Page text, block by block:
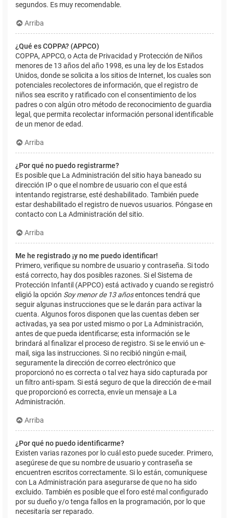
segundos. Es muy recomendable.
Arriba
¿Qué es COPPA? (APPCO)
COPPA, APPCO, o Acta de Privacidad y Protección de Niños
menores de 13 años del año 1998, es una ley de los Estados
Unidos, donde se solicita a los sitios de Internet, los cuales son
potenciales recolectores de información, que el registro de
niños sea escrito y ratificado con el consentimiento de los
padres o con algún otro método de reconocimiento de guardia
legal, que permita recolectar información personal identificable
de un menor de edad.
Arriba
¿Por qué no puedo registrarme?
Es posible que La Administración del sitio haya baneado su
dirección IP o que el nombre de usuario con el que está
intentando registrarse, esté deshabilitado. También puede
estar deshabilitado el registro de nuevos usuarios. Póngase en
contacto con La Administración del sitio.
Arriba
Me he registrado ¡y no me puedo identificar!
Primero, verifique su nombre de usuario y contraseña. Si todo
está correcto, hay dos posibles razones. Si el Sistema de
Protección Infantil (APPCO) está activado y cuando se registró
eligió la opción Soy menor de 13 añosentonces tendrá que
seguir algunas instrucciones que se le darán para activar la
cuenta. Algunos foros disponen que las cuentas deben ser
activadas, ya sea por usted mismo o por La Administración,
antes de que pueda identificarse; esta información se le
brindará al finalizar el proceso de registro. Si se le envió un e-
mail, siga las instrucciones. Si no recibió ningún e-mail,
seguramente la dirección de correo electrónico que
proporcionó no es correcta o tal vez haya sido capturada por
un filtro anti-spam. Si está seguro de que la dirección de e-mail
que proporcionó es correcta, envíe un mensaje a La
Administración.
Arriba
¿Por qué no puedo identificarme?
Existen varias razones por lo cuál esto puede suceder. Primero,
asegúrese de que su nombre de usuario y contraseña se
encuentren escritos correctamente. Si lo están, comuníquese
con La Administración para asegurarse de que no ha sido
excluido. También es posible que el foro esté mal configurado
por su dueño y/o tenga fallos en la programación, por lo que
necesitaría ser reparado.